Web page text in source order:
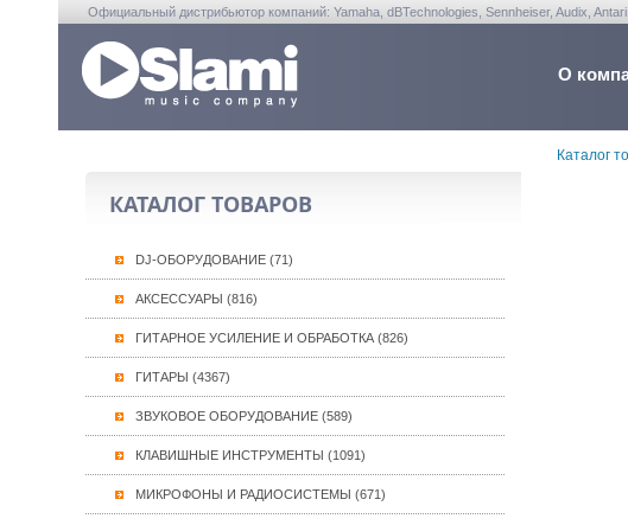
Официальный дистрибьютор компаний: Yamaha, dBTechnologies, Sennheiser, Audix,
О
КАТАЛОГ ТОВАРОВ
DJ-ОБОРУДОВАНИЕ (71)
АКСЕССУАРЫ (816)
ГИТАРНОЕ УСИЛЕНИЕ И ОБРАБОТКА (826)
ГИТАРЫ (4367)
ЗВУКОВОЕ ОБОРУДОВАНИЕ (589)
КЛАВИШНЫЕ ИНСТРУМЕНТЫ (1091)
МИКРОФОНЫ И РАДИОСИСТЕМЫ (671)
Каталог